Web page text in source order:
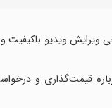
ویرایش ویدیو
قیمت‌گذاری و